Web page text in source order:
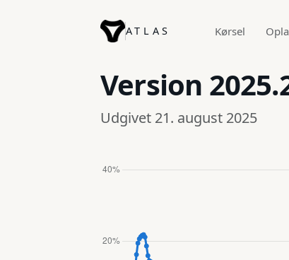
ATLAS Kørsel
Version
Udgivet 21. august 2025